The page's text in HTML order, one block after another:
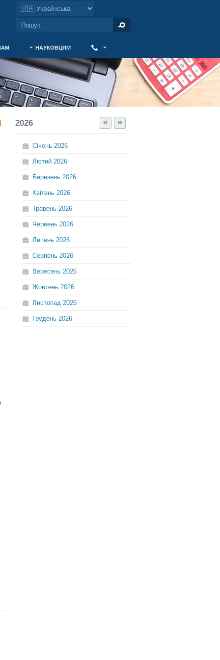
НАУКОВЦЯМ
« »
2026
Січень 2026
Лютий 2026
Березень 2026
Квітень 2026
Травень 2026
Червень 2026
Липень 2026
Серпень 2026
Вересень 2026
Жовтень 2026
Листопад 2026
Грудень 2026